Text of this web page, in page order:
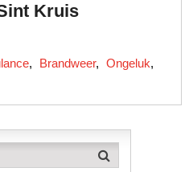
Kruis
, Brandweer, Ongeluk,